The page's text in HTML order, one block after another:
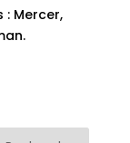
: Mercer,